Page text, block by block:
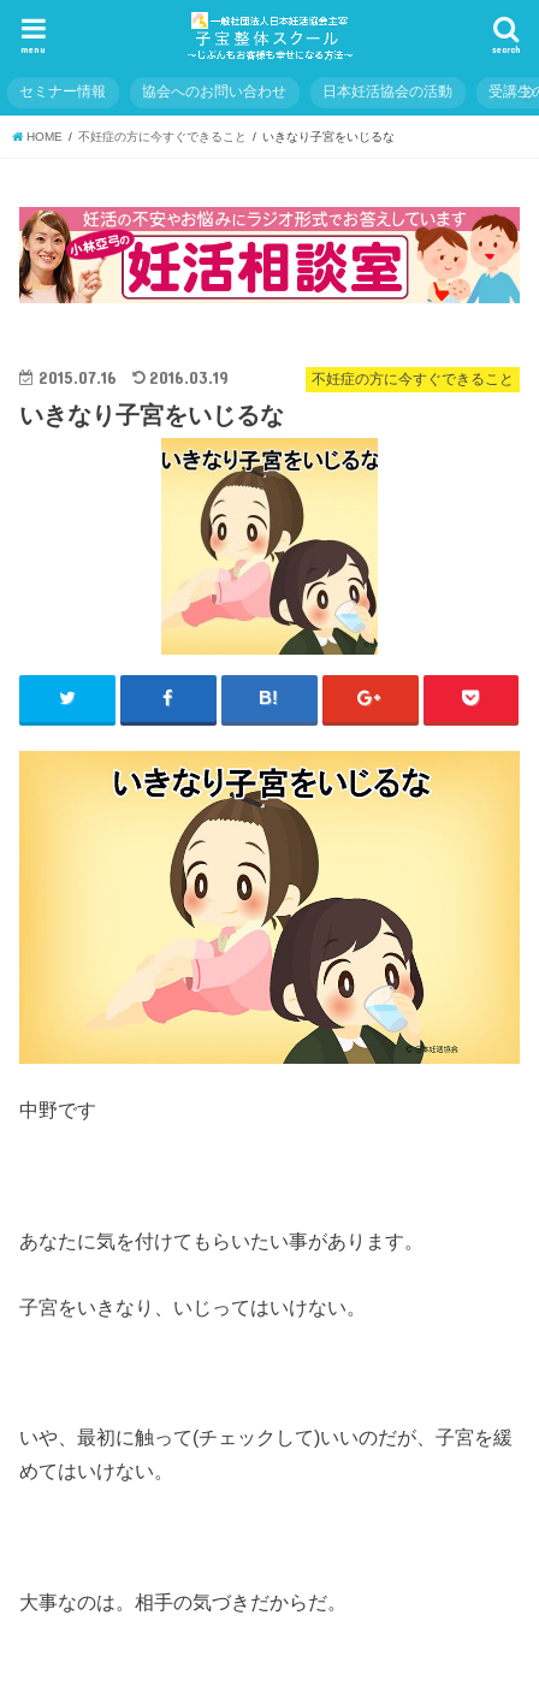
search
menu
セミナー情報 協会へのお問い合わせ 日本妊活協会の活動 受講生
HOME 不妊症の方に今すぐできること いきなり子宮をいじるな
不妊症の方に今すぐできること
2015.07.16 2016.03.19
いきなり子宮をいじるな
中野です
あなたに気を付けてもらいたい事があります。
子宮をいきなり、いじってはいけない。
いや、最初に触って(チェックして)いいのだが、子宮を緩
めてはいけない。
大事なのは。相手の気づきだからだ。